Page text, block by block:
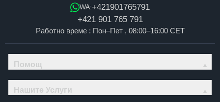
WA:+421901765791
+421 901 765 791
Работно време : Пон–Пет , 08:00–16:00 CET
Помощ
Нашите Услуги